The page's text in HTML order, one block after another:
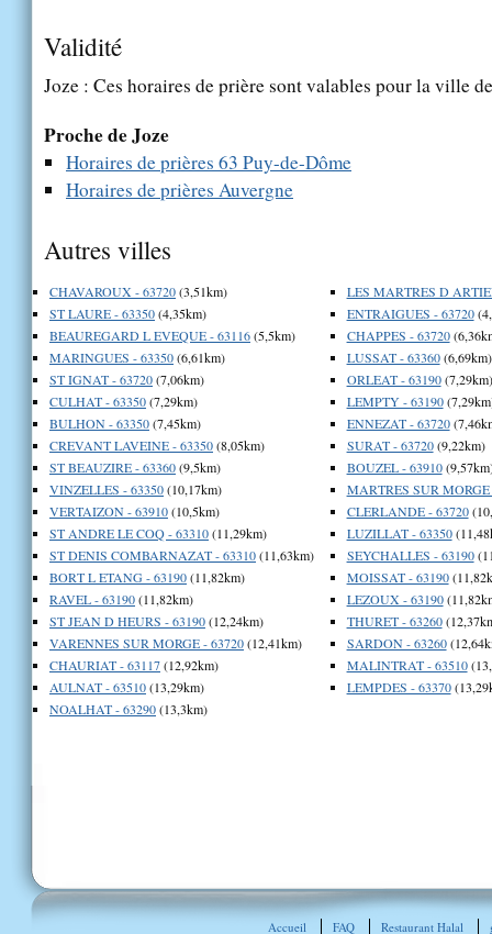
Validité
Joze : Ces horaires de prière sont valables pour la ville
Proche de Joze
Horaires de prières 63 Puy-de-Dôme
Horaires de prières Auvergne
Autres villes
CHAVAROUX - 63720(3,51km)
ST LAURE - 63350(4,35km)
BEAUREGARD L EVEQUE - 63116(5,5km)
MARINGUES - 63350(6,61km)
ST IGNAT - 63720(7,06km)
CULHAT - 63350(7,29km)
BULHON - 63350(7,45km)
CREVANT LAVEINE - 63350(8,05km)
ST BEAUZIRE - 63360(9,5km)
VINZELLES - 63350(10,17km)
VERTAIZON - 63910(10,5km)
ST ANDRE LE COQ - 63310(11,29km)
ST DENIS COMBARNAZAT - 63310(11,63km)
BORT L ETANG - 63190(11,82km)
RAVEL - 63190(11,82km)
ST JEAN D HEURS - 63190(12,24km)
VARENNES SUR MORGE - 63720(12,41km)
CHAURIAT - 63117(12,92km)
AULNAT - 63510(13,29km)
NOALHAT - 63290(13,3km)
LES MARTRES D
ENTRAIGUES - 63720
CHAPPES - 63720
LUSSAT - 63360(6,69km)
ORLEAT - 63190(7,29km)
LEMPTY - 63190
ENNEZAT - 63720
SURAT - 63720(9,22km)
BOUZEL - 63910
MARTRES SUR MORGE
CLERLANDE - 63720
LUZILLAT - 63350
SEYCHALLES - 63190
MOISSAT - 63190
LEZOUX - 63190
THURET - 63260
SARDON - 63260
MALINTRAT - 63510
LEMPDES - 63370
Accueil FAQ Restaurant Halal